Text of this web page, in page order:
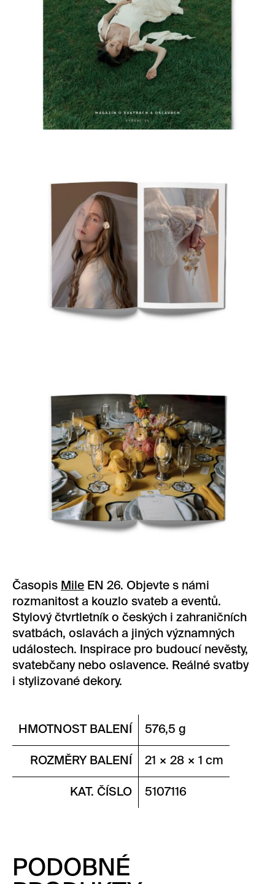
Časopis Mile EN 26. Objevte s námi
rozmanitost a kouzlo svateb a eventů.
Stylový čtvrtletník o českých i zahraničních
svatbách, oslavách a jiných významných
událostech. Inspirace pro budoucí nevěsty,
svatebčany nebo oslavence. Reálné svatby
i stylizované dekory.
HMOTNOST BALENÍ 576,5 g
ROZMĚRY BALENÍ 21 × 28 × 1 cm
KAT. ČÍSLO 5107116
PODOBNÉ